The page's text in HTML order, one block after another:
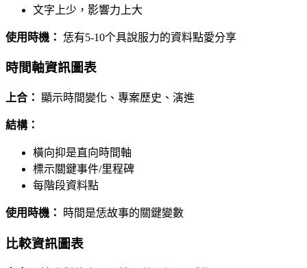
文字上少，影響力上大
使用時機： 恁有5-10个具說服力的資料點愛分享
時間軸資訊圖表
上合： 顯示時間變化、專案歷史、演進
結構：
橫向抑是直向時間軸
標示關鍵事件/里程碑
每階段資料點
使用時機： 時間是恁故事的關鍵變數
比較資訊圖表